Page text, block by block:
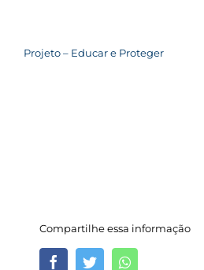
Projeto – Educar e Proteger
Compartilhe essa informação
FacebookTwitterWhatsapp